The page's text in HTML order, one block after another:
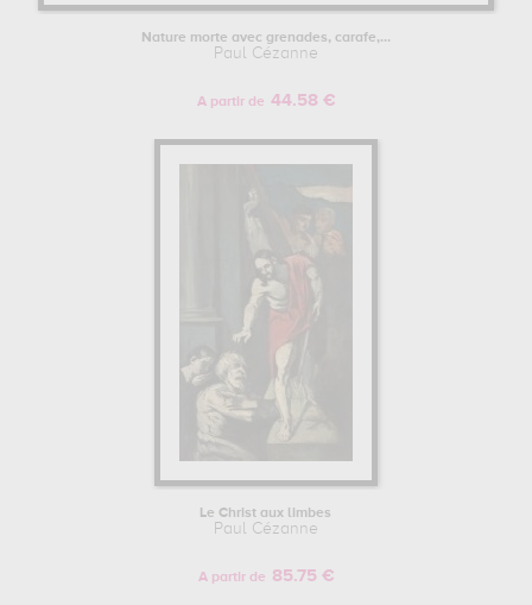
Nature morte avec grenades, carafe,...
Paul Cézanne
A partir de 44.58 €
Le Christ aux limbes
Paul Cézanne
A partir de 85.75 €